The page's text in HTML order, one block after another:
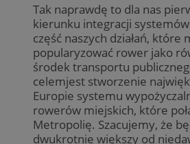
Tak naprawdę to dla nas
kierunku integracji
część naszych działań, które
popularyzować rower jako
środek transportu
celemjest stworzenie
Europie systemu
rowerów miejskich, które
Metropolię. Szacujemy, że
dwukrotnie większy od